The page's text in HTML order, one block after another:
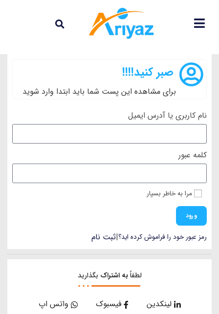
صبر کنید!!!!
برای مشاهده این پست شما باید ابتدا وارد شوید
نام کاربری یا آدرس ایمیل
کلمه عبور
مرا به خاطر بسپار
ورود
رمز عبور خود را فراموش کرده اید؟|ثبت نام
لطفاًبه اشتراک بگذارید
لینکدین فیسبوک واتس اپ